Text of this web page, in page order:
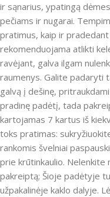
ir sąnarius, ypatingą
pečiams ir nugarai.
pratimus, kaip ir
rekomenduojama atlikti
ravėjant, galva ilgam
raumenys. Galite padaryti
galvą į dešinę,
pradinę padėtį, tada
kartojamas 7 kartus iš
toks pratimas:
rankomis švelniai
prie krūtinkaulio. Nelenkite
pakreiptą; Šioje padėtyje
užpakalinėje kaklo dalyje.